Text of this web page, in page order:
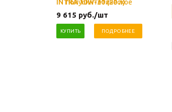
INTRA 10W-30 (20 л)
9 615 руб./шт
КУПИТЬ ПОДРОБНЕЕ